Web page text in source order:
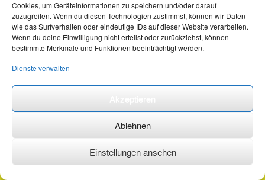
Cookies, um Geräteinformationen zu speichern und/oder darauf
zuzugreifen. Wenn du diesen Technologien zustimmst, können wir Daten
wie das Surfverhalten oder eindeutige IDs auf dieser Website verarbeiten.
Wenn du deine Einwilligung nicht erteilst oder zurückziehst, können
bestimmte Merkmale und Funktionen beeinträchtigt werden.
Dienste verwalten
Ablehnen
Einstellungen ansehen
©2026 ·erstehilfekurs-mauch.de ·AGB ·Datenschutzerklärung ·Impressum ·